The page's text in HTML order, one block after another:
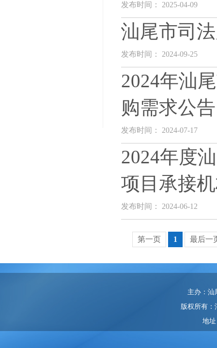
发布时间： 2025-04-09
汕尾市司
发布时间： 2024-09-25
2024年汕
购需求公告
发布时间： 2024-07-17
2024年度
项目承接
发布时间： 2024-06-12
第一页 1 最后一
主办：汕
版权所有：
地